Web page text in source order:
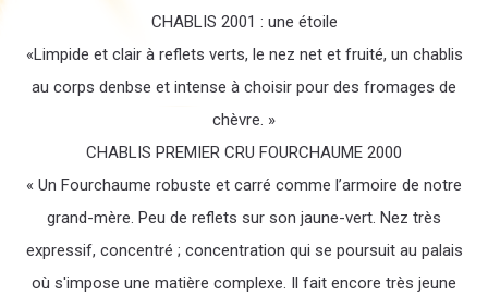
CHABLIS 2001 : une étoile
«Limpide et clair à reflets verts, le nez net et fruité, un chablis
au corps denbse et intense à choisir pour des fromages de
chèvre. »
CHABLIS PREMIER CRU FOURCHAUME 2000
« Un Fourchaume robuste et carré comme l’armoire de notre
grand-mère. Peu de reflets sur son jaune-vert. Nez très
expressif, concentré ; concentration qui se poursuit au palais
où s'impose une matière complexe. Il fait encore très jeune